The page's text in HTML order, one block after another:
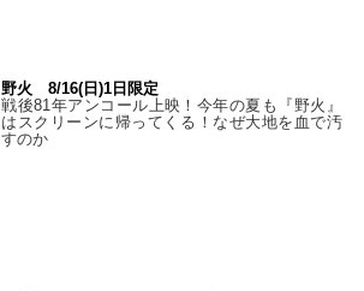
野火 8/16(日)1日限定
戦後81年アンコール上映！今年の夏も『野火』
はスクリーンに帰ってくる！なぜ大地を血で汚
すのか